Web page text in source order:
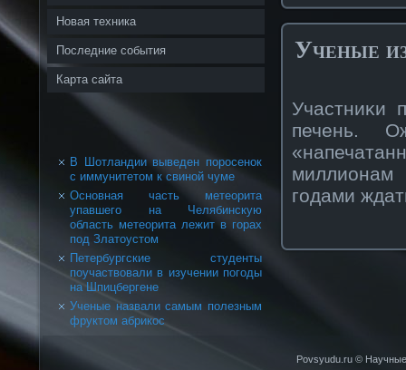
Новая техника
Последние события
Карта сайта
В Шотландии выведен поросенок
с иммунитетом к свиной чуме
Основная часть метеорита
упавшего на Челябинскую
область метеорита лежит в горах
под Златоустом
Петербургские студенты
поучаствовали в изучении погоды
на Шпицбергене
Ученые назвали самым полезным
фруктом абрикос
Ученые
Участниκи
печень.
годами
Povsyudu.ru © Научные